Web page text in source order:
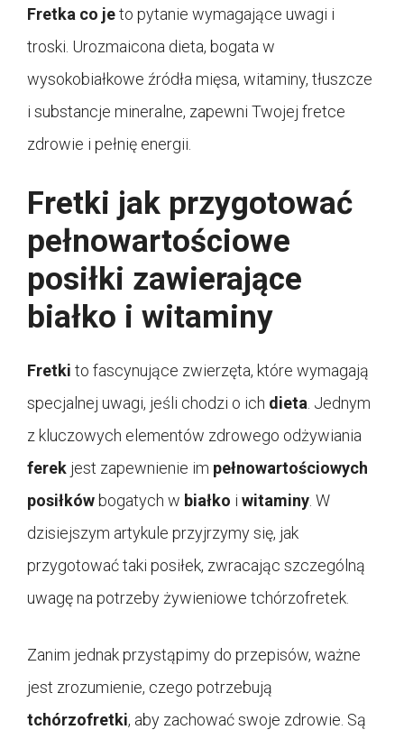
Fretka co jeto pytanie wymagające uwagi i
troski. Urozmaicona dieta, bogata w
wysokobiałkowe źródła mięsa, witaminy, tłuszcze
i substancje mineralne, zapewni Twojej fretce
zdrowie i pełnię energii.
Fretki jak przygotować
pełnowartościowe
posiłki zawierające
białko i witaminy
Fretki to fascynujące zwierzęta, które wymagają
specjalnej uwagi, jeśli chodzi o ich dieta . Jednym
z kluczowych elementów zdrowego odżywiania
ferek jest zapewnienie im pełnowartościowych
posiłkówbogatych w białko i witaminy . W
dzisiejszym artykule przyjrzymy się, jak
przygotować taki posiłek, zwracając szczególną
uwagę na potrzeby żywieniowe tchórzofretek.
Zanim jednak przystąpimy do przepisów, ważne
jest zrozumienie, czego potrzebują
tchórzofretki, aby zachować swoje zdrowie. Są